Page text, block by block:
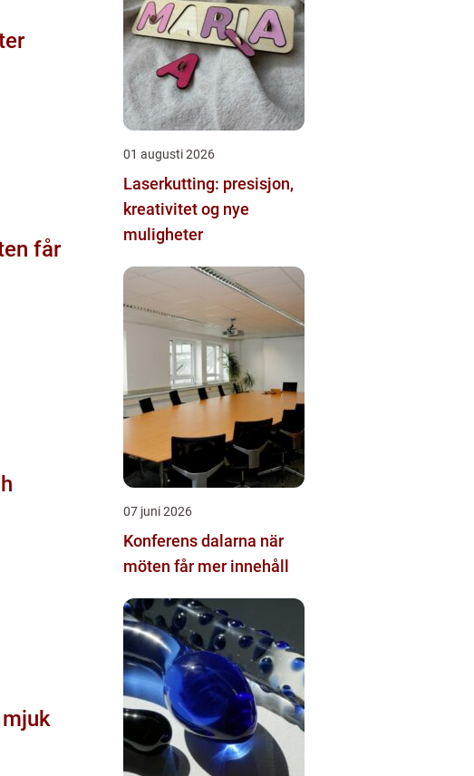
01 augusti 2026
Laserkutting: presisjon,
kreativitet og nye
muligheter
07 juni 2026
Konferens dalarna när
möten får mer innehåll